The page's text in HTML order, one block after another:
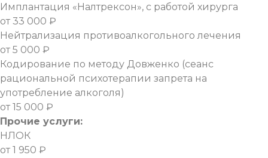
Имплантация «Налтрексон», с работой хирурга
от 33 000 ₽
Нейтрализация противоалкогольного лечения
от 5 000 ₽
Кодирование по методу Довженко (сеанс
рациональной психотерапии запрета на
употребление алкоголя)
от 15 000 ₽
Прочие услуги:
НЛОК
от 1 950 ₽